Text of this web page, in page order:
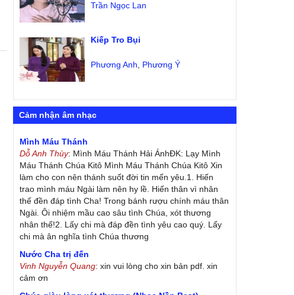
Trần Ngọc Lan
Kiếp Tro Bụi
Phương Anh Phương Ý
Cảm nhận âm nhạc
Mình Máu Thánh
Dỗ Anh Thùy: Mình Máu Thánh Hải ÁnhĐK: Lạy Mình
Máu Thánh Chúa Kitô Mình Máu Thánh Chúa Kitô Xin
làm cho con nên thánh suốt đời tin mến yêu.1. Hiến
trao mình máu Ngài làm nên hy lề. Hiến thân vì nhân
thế đền đáp tình Cha! Trong bánh rượu chính máu thân
Ngài. Ôi nhiệm mầu cao sâu tình Chúa, xót thương
nhân thế!2. Lấy chi mà đáp đền tình yêu cao quý. Lấy
chi mà ân nghĩa tình Chúa thương
Nước Cha trị đến
Vinh Nguyễn Quang: xin vui lòng cho xin bản pdf. xin
cảm ơn